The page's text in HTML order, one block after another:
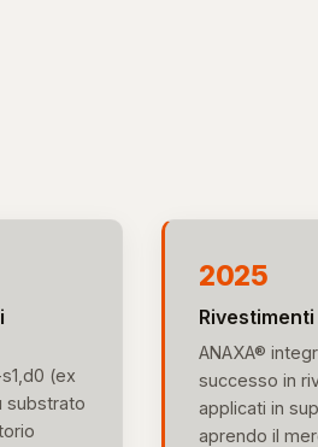
(ex
substrato
2025
ANAXA®
successo in
applicati in
aprendo il